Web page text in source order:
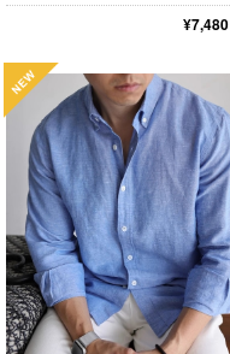
¥7,480